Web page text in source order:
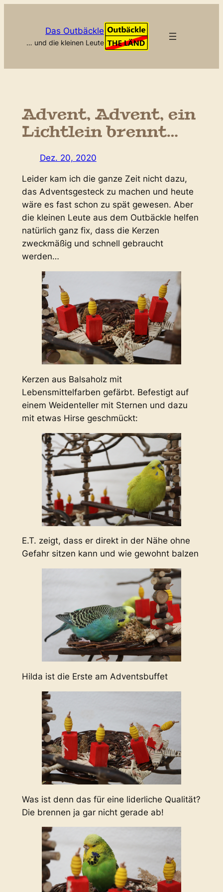
Das Outbäckle
… und die kleinen Leute
Advent, Advent, ein
Lichtlein brennt…
Dez. 20, 2020
Leider kam ich die ganze Zeit nicht dazu,
das Adventsgesteck zu machen und heute
wäre es fast schon zu spät gewesen. Aber
die kleinen Leute aus dem Outbäckle helfen
natürlich ganz fix, dass die Kerzen
zweckmäßig und schnell gebraucht
werden…
Kerzen aus Balsaholz mit
Lebensmittelfarben gefärbt. Befestigt auf
einem Weidenteller mit Sternen und dazu
mit etwas Hirse geschmückt:
E.T. zeigt, dass er direkt in der Nähe ohne
Gefahr sitzen kann und wie gewohnt balzen
Hilda ist die Erste am Adventsbuffet
Was ist denn das für eine liderliche Qualität?
Die brennen ja gar nicht gerade ab!